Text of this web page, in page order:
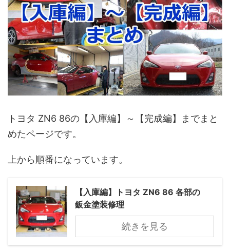
トヨタ ZN6 86の【入庫編】～【完成編】までまと
めたページです。
上から順番になっています。
【入庫編】トヨタ ZN6 86 各部の
鈑金塗装修理
続きを見る